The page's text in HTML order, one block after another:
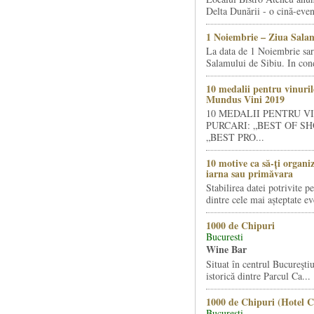
Delta Dunării - o cină-
1 Noiembrie – Ziua
La data de 1 Noiembrie
Salamului de Sibiu. In
10 medalii pentru
Mundus Vini 2019
10 MEDALII PENTRU
PURCARI: „BEST OF
„BEST PRO...
10 motive ca să-ți
iarna sau primăvara
Stabilirea datei potrivite
dintre cele mai așteptate
1000 de Chipuri
Bucuresti
Wine Bar
Situat în centrul
istorică dintre Parcul Ca...
1000 de Chipuri (Hotel